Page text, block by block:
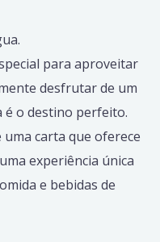
para aproveitar
desfrutar de um
é o destino perfeito.
uma carta que oferece
experiência única
e bebidas de